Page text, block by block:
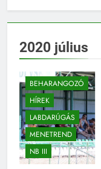
2020 július
BEHARANGOZÓ
HÍREK
LABDARÚGÁS
MENETREND
NB III